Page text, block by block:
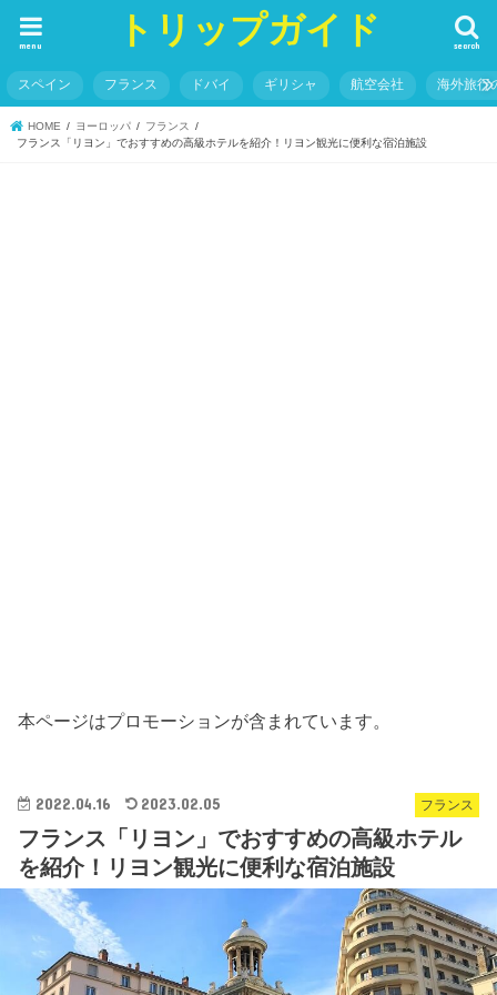
トリップガイド search
menu
スペイン フランス ドバイ ギリシャ 航空会社 海外旅行
HOME ヨーロッパ
フランス
フランス「リヨン」でおすすめの高級ホテルを紹介！リヨン観光に便利な宿泊施設
本ページはプロモーションが含まれています。
フランス
2022.04.16 2023.02.05
フランス「リヨン」でおすすめの高級ホテル
を紹介！リヨン観光に便利な宿泊施設